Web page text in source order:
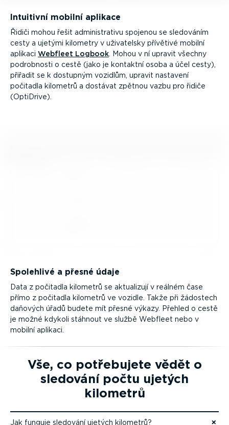
Intuitivní mobilní aplikace
Řidiči mohou řešit adminis­trativu spojenou se sledováním
cesty a ujetými kilometry v uživatelsky přívětivé mobilní
aplikaci Webfleet Logbook . Mohou v ní upravit všechny
podrobnosti o cestě (jako je kontaktní osoba a účel cesty),
přiřadit se k dostupným vozidlům, upravit nastavení
počitadla kilometrů a dostávat zpětnou vazbu pro řidiče
(OptiDrive).
Spolehlivé a přesné údaje
Data z počitadla kilometrů se aktualizují v reálném čase
přímo z počitadla kilometrů ve vozidle. Takže při žádostech
daňových úřadů budete mít přesné výkazy. Přehled o cestě
je možné kdykoli stáhnout ve službě Webfleet nebo v
mobilní aplikaci.
Vše, co potřebujete vědět o
sledování počtu ujetých
kilometrů
Jak funguje sledování ujetých kilometrů?